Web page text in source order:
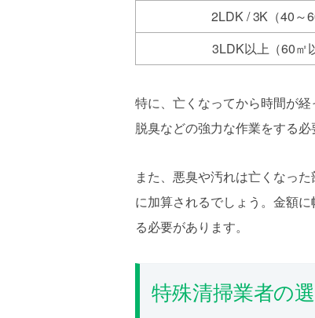
2LDK / 3K（40～
3LDK以上（60㎡
特に、亡くなってから時間が
脱臭などの強力な作業をする必
また、悪臭や汚れは亡くなっ
に加算されるでしょう。金額
る必要があります。
特殊清掃業者の